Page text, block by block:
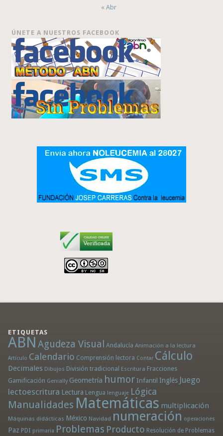
« Abr
ÚNETE A NUESTROS FACEBOOK
ETIQUETAS
ABN Agudeza Visual Andalucía Animación a la lectura
Artículo Calendario Comprensión lectora Contar Cálculo
Decimales Dibujos División tradicional Escritura Fracciones
Gamificación Genially Geometría humor Infantil Inglés Juego
lectoescritura Lectura Lengua lenguaje Lógica
Manualidades Matemáticas multiplicación
Máquinas didácticas México Navidad numeración operaciones
Paz PDI primaria Problemas Producto Resolución de Problemas